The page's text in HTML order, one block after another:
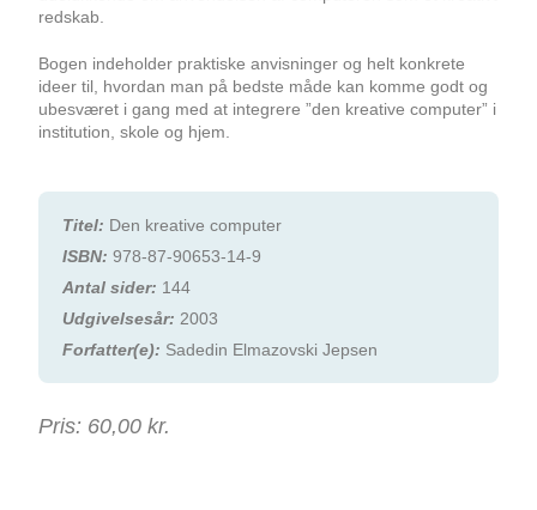
redskab.
Bogen indeholder praktiske anvisninger og helt konkrete
ideer til, hvordan man på bedste måde kan komme godt og
ubesværet i gang med at integrere ”den kreative computer” i
institution, skole og hjem.
Titel: Den kreative computer
ISBN:978-87-90653-14-9
Antal sider: 144
Udgivelsesår: 2003
Forfatter(e): Sadedin Elmazovski Jepsen
Pris: 60,00 kr.